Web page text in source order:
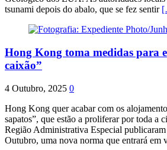
tsunami depois do abalo, que se fez sentir
Hong Kong toma medidas para
caixão”
4 Outubro, 2025 0
Hong Kong quer acabar com os
sapatos”, que estão a proliferar por toda a
Região Administrativa Especial
Outubro, uma nova norma que entrará em